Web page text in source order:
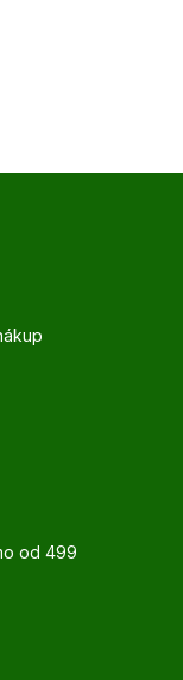
od 499